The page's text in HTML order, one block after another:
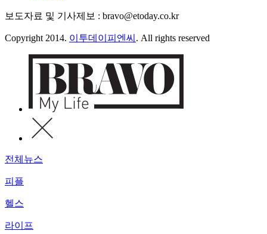
보도자료 및 기사제보 : bravo@etoday.co.kr
Copyright 2014. 이투데이피엔씨 . All rights reserved
전체뉴스
피플
헬스
라이프